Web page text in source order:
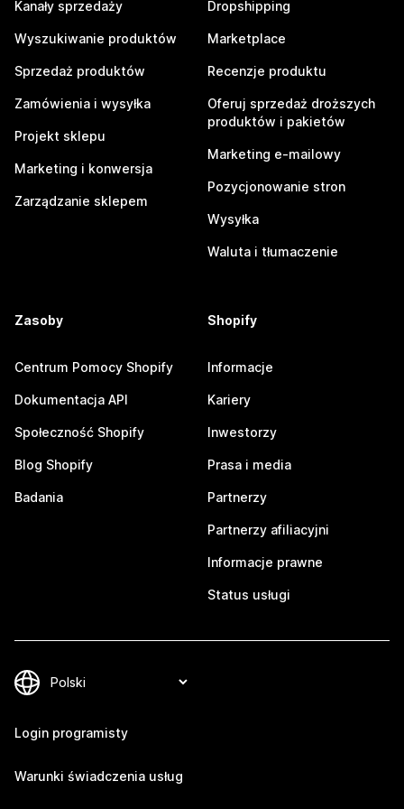
Kanały sprzedaży
Wyszukiwanie produktów
Sprzedaż produktów
Zamówienia i wysyłka
Projekt sklepu
Marketing i konwersja
Zarządzanie sklepem
Dropshipping
Marketplace
Recenzje produktu
Oferuj sprzedaż droższych
produktów i pakietów
Marketing e-mailowy
Pozycjonowanie stron
Wysyłka
Waluta i tłumaczenie
Zasoby
Centrum Pomocy Shopify
Dokumentacja API
Społeczność Shopify
Blog Shopify
Badania
Shopify
Informacje
Kariery
Inwestorzy
Prasa i media
Partnerzy
Partnerzy afiliacyjni
Informacje prawne
Status usługi
Login programisty
Warunki świadczenia usług